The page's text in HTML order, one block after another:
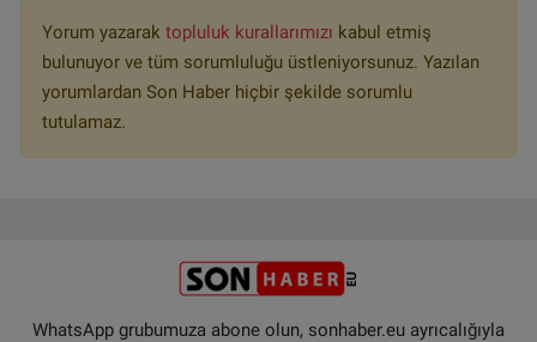
Yorum yazarak topluluk kurallarımızı kabul etmiş
bulunuyor ve tüm sorumluluğu üstleniyorsunuz. Yazılan
yorumlardan Son Haber hiçbir şekilde sorumlu
tutulamaz.
WhatsApp grubumuza abone olun, sonhaber.eu ayrıcalığıyla